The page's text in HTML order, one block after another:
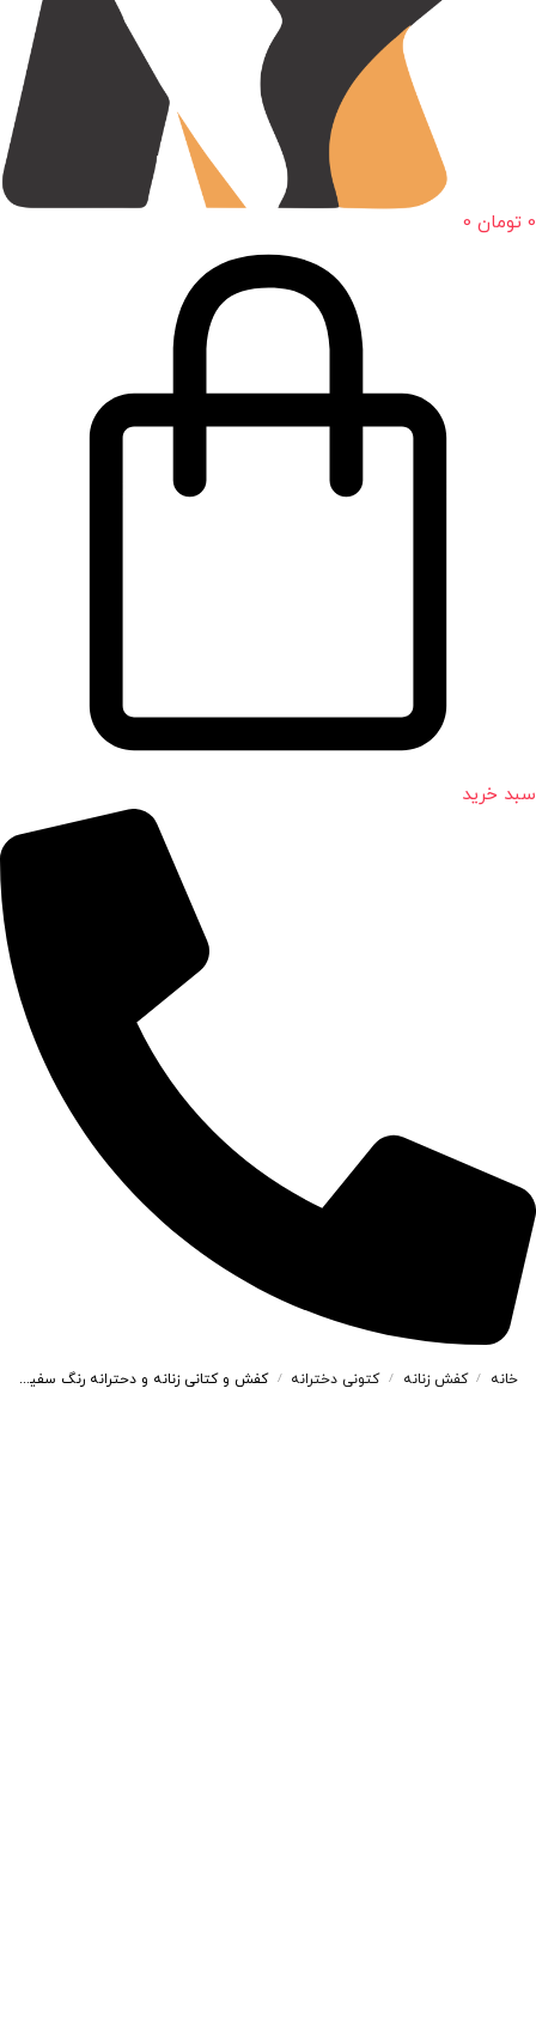
0 تومان 0
سبد خرید
خانه / کفش زنانه / کتونی دخترانه / کفش و کتانی زنانه و دحترانه رنگ سفید مشکی کد M782